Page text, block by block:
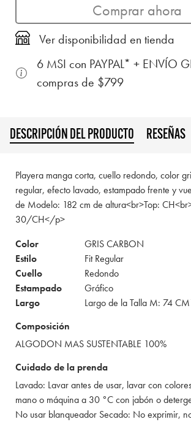
Comprar ahora
Ver disponibilidad en tienda
6 MSI con PAYPAL* + ENVÍO
compras de $799
DESCRIPCIÓN DEL PRODUCTO RESEÑAS
Playera manga corta, cuello redondo, color
regular, efecto lavado, estampado frente y
de Modelo: 182 cm de altura<br>Top:
30/CH</p>
Color
GRIS CARBON
Estilo
Fit Regular
Cuello
Redondo
Estampado
Gráfico
Largo
Largo de la Talla M: 74
Composición
ALGODON MAS SUSTENTABLE 100%
Cuidado de la prenda
Lavado: Lavar antes de usar, lavar con
mano o máquina a 30 °C con jabón o
No usar blanqueador Secado: No exprimir,